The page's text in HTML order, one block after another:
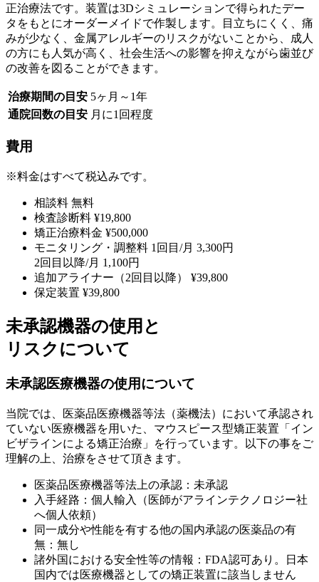
正治療法です。装置は3Dシミュレーションで得られたデー
タをもとにオーダーメイドで作製します。目立ちにくく、痛
みが少なく、金属アレルギーのリスクがないことから、成人
の方にも人気が高く、社会生活への影響を抑えながら歯並び
の改善を図ることができます。
治療期間の目安 5ヶ月～1年
通院回数の目安 月に1回程度
費用
※料金はすべて税込みです。
相談料 無料
検査診断料 ¥19,800
矯正治療料金 ¥500,000
モニタリング・調整料 1回目/月 3,300円
2回目以降/月 1,100円
追加アライナー（2回目以降）
¥39,800
保定装置 ¥39,800
未承認機器の使用と
リスクについて
未承認医療機器の使用について
当院では、医薬品医療機器等法（薬機法）において承認され
ていない医療機器を用いた、マウスピース型矯正装置「イン
ビザラインによる矯正治療」を行っています。以下の事をご
理解の上、治療をさせて頂きます。
医薬品医療機器等法上の承認：未承認
入手経路：個人輸入（医師がアラインテクノロジー社
へ個人依頼）
同一成分や性能を有する他の国内承認の医薬品の有
無：無し
諸外国における安全性等の情報：FDA認可あり。日本
国内では医療機器としての矯正装置に該当しません